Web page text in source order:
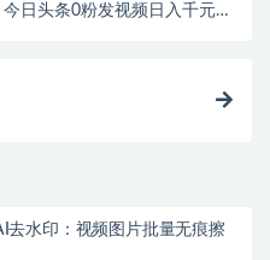
日头条0粉发视频日入千元实
去水印：视频图片批量无痕擦